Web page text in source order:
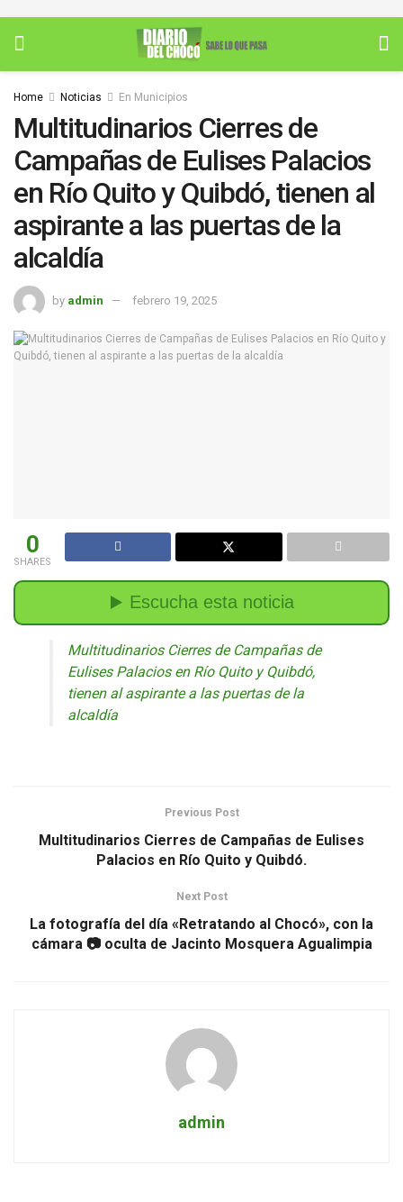
Home Noticias En Municipios
Multitudinarios Cierres de
Campañas de Eulises Palacios
en Río Quito y Quibdó, tienen al
aspirante a las puertas de la
alcaldía
by admin febrero 19, 2025
0
SHARES
Multitudinarios Cierres de Campañas de
Eulises Palacios en Río Quito y Quibdó,
tienen al aspirante a las puertas de la
alcaldía
Previous Post
Multitudinarios Cierres de Campañas de Eulises
Palacios en Río Quito y Quibdó.
Next Post
La fotografía del día «Retratando al Chocó», con la
cámara 📷 oculta de Jacinto Mosquera Agualimpia
admin